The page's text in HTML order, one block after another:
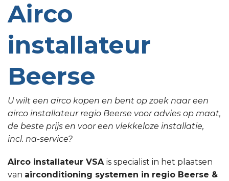
Airco
installateur
Beerse
U wilt een airco kopen en bent op zoek naar een
airco installateur regio Beerse voor advies op maat,
de beste prijs en voor een vlekkeloze installatie,
incl. na-service?
Airco installateur VSA is specialist in het plaatsen
van airconditioning systemen in regio Beerse &